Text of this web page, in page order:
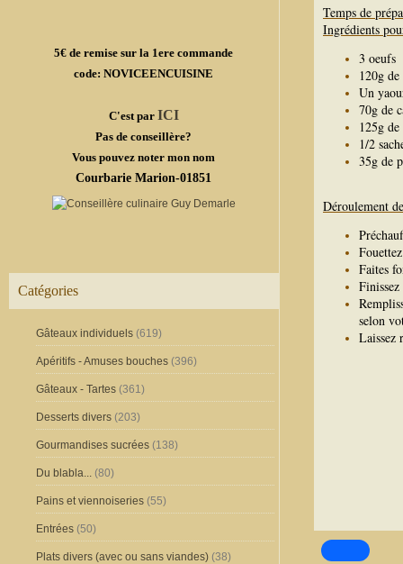
5€ de remise sur la 1ere commande
code: NOVICEENCUISINE
C'est par ICI
Pas de conseillère?
Vous pouvez noter mon nom
Courbarie Marion-01851
Catégories
Gâteaux individuels (619)
Apéritifs - Amuses bouches (396)
Gâteaux - Tartes (361)
Desserts divers (203)
Gourmandises sucrées (138)
Du blabla... (80)
Pains et viennoiseries (55)
Entrées (50)
Plats divers (avec ou sans viandes) (38)
Temps de
Ingrédients
3 oeufs
120g
Un
70g de
125g
1/2
35g de
Déroulement
Faites
selon
Laissez